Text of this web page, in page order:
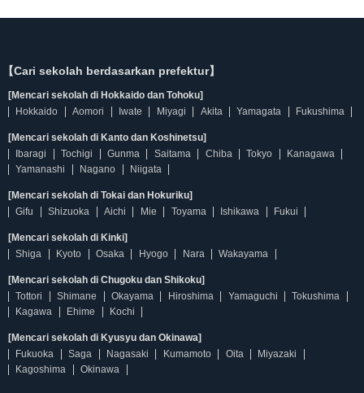
【Cari sekolah berdasarkan prefektur】
[Mencari sekolah di Hokkaido dan Tohoku]
Hokkaido
Aomori Iwate Miyagi Akita Yamagata Fukushima
[Mencari sekolah di Kanto dan Koshinetsu]
Ibaragi
Tochigi Gunma Saitama Chiba Tokyo
Kanagawa
Yamanashi
Nagano Niigata
[Mencari sekolah di Tokai dan Hokuriku]
Gifu
Shizuoka Aichi Mie Toyama Ishikawa Fukui
[Mencari sekolah di Kinki]
Shiga
Kyoto Osaka Hyogo Nara Wakayama
[Mencari sekolah di Chugoku dan Shikoku]
Tottori
Shimane Okayama Hiroshima Yamaguchi
Tokushima
Kagawa
Ehime Kochi
[Mencari sekolah di Kyusyu dan Okinawa]
Fukuoka
Saga Nagasaki Kumamoto Oita
Miyazaki
Kagoshima
Okinawa